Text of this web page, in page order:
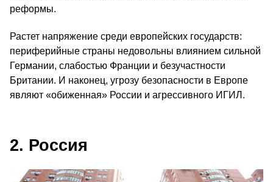
реформы.
Растет напряжение среди европейских государств:
периферийные страны недовольны влиянием сильной
Германии, слабостью Франции и безучастности
Британии. И наконец, угрозу безопасности в Европе
являют «обиженная» России и агрессивного ИГИЛ.
2. Россия